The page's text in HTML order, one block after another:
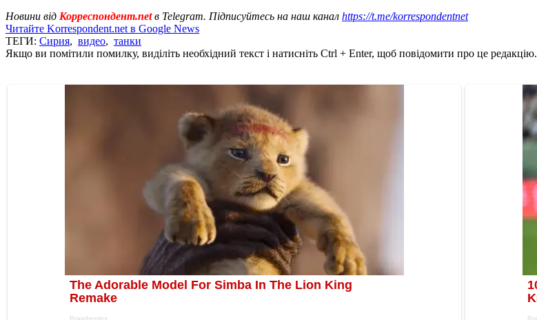
Новини від Корреспондент.netв Telegram. Підписуйтесь на наш канал https://t.me/korrespondentnet
Читайте Korrespondent.net в Google News
ТЕГИ: Сирия, видео, танки
Якщо ви помітили помилку, виділіть необхідний текст і натисніть Ctrl + Enter, щоб повідомити про це редакцію.